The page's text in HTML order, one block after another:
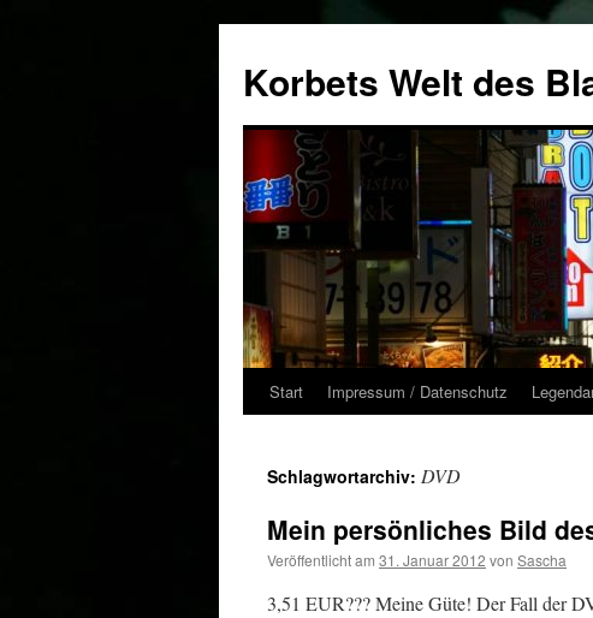
springen
Korbets Welt des
Start Impressum / Datenschutz
Schlagwortarchiv: DVD
Mein persönliches Bild
Veröffentlicht am 31. Januar 2012 von Sascha
3,51 EUR??? Meine Güte! Der Fall der